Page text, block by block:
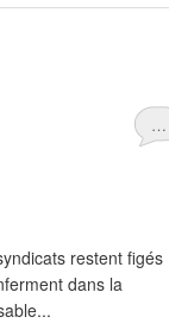
…
restent figés
dans la